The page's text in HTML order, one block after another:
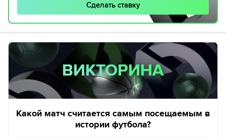
Сделать ставку
ВИКТОРИНА
ВИКТОРИНА
Какой матч считается самым посещаемым в
истории футбола?